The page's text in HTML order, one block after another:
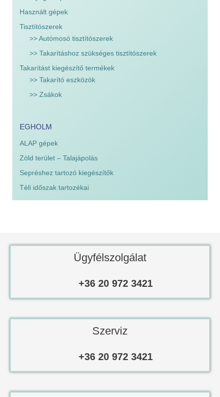
Használt gépek
Tisztítószerek
>> Autómosó tisztítószerek
>> Takarításhoz szükséges tisztítószerek
Takarítást kiegészítő termékek
>> Takarító eszközök
>> Zsákok
EGHOLM
ALAP gépek
Zöld terület – Talajápolás
Sepréshez tartozó kiegészítők
Téli időszak tartozékai
Ügyfélszolgálat
+36 20 972 3421
Szerviz
+36 20 972 3421